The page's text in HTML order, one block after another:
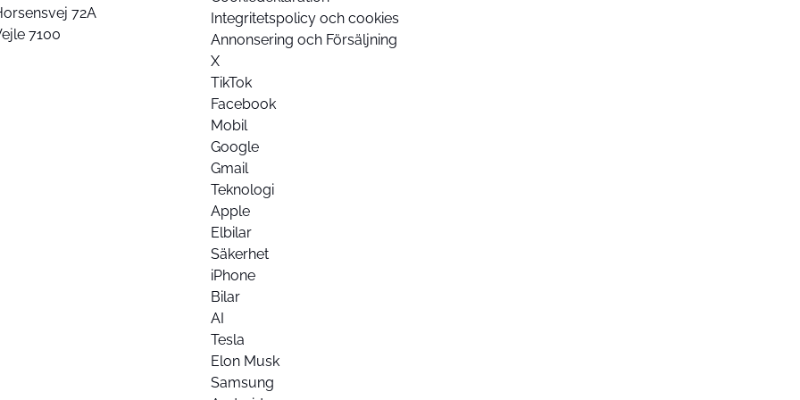
72A
7100
Integritetspolicy och cookies
Annonsering och Försäljning
X
TikTok
Facebook
Mobil
Google
Gmail
Teknologi
Apple
Elbilar
Säkerhet
iPhone
Bilar
AI
Tesla
Elon Musk
Samsung